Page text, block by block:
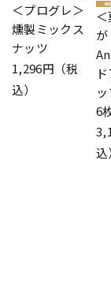
＜プログレ＞
燻製ミックス
ナッツ
1,296円（税
込）
が
6
込